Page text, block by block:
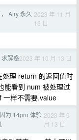
Airy 永久 2023 年 11 月
16 日
解惑2023 年 10 月 13 日
理 return 的返回值时
能看到 num 被处理过
一样不需要.value
为 14pro 体验 2023 年 9
月 13 日